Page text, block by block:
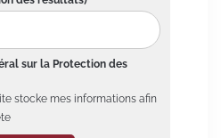
sur la Protection des
stocke mes informations afin